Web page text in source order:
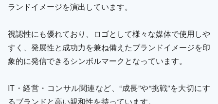
ランドイメージを演出しています。
視認性にも優れており、ロゴとして様々な媒体で使用しや
すく、発展性と成功力を兼ね備えたブランドイメージを印
象的に発信できるシンボルマークとなっています。
IT・経営・コンサル関連など、“成長”や“挑戦”を大切にす
るブランドと高い親和性を持っています。